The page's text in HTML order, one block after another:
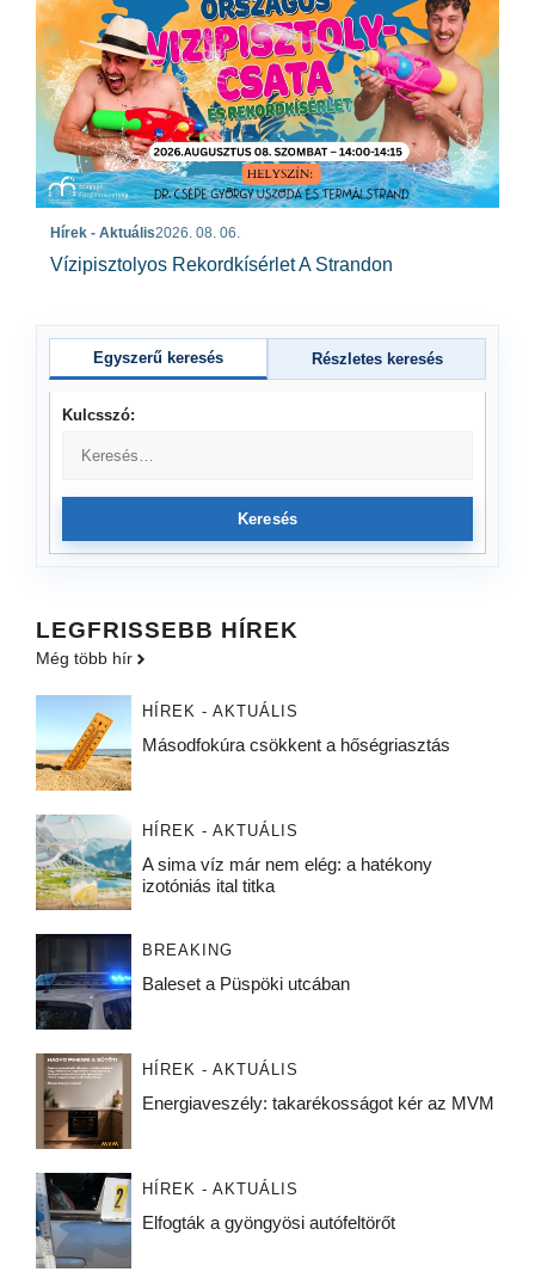
Hírek - Aktuális2026. 08. 06.
Vízipisztolyos Rekordkísérlet A Strandon
Egyszerű keresés Részletes keresés
Kulcsszó:
Keresés
LEGFRISSEBB HÍREK
Még több hír
HÍREK - AKTUÁLIS
Másodfokúra csökkent a hőségriasztás
HÍREK - AKTUÁLIS
A sima víz már nem elég: a hatékony
izotóniás ital titka
BREAKING
Baleset a Püspöki utcában
HÍREK - AKTUÁLIS
Energiaveszély: takarékosságot kér az MVM
HÍREK - AKTUÁLIS
Elfogták a gyöngyösi autófeltörőt